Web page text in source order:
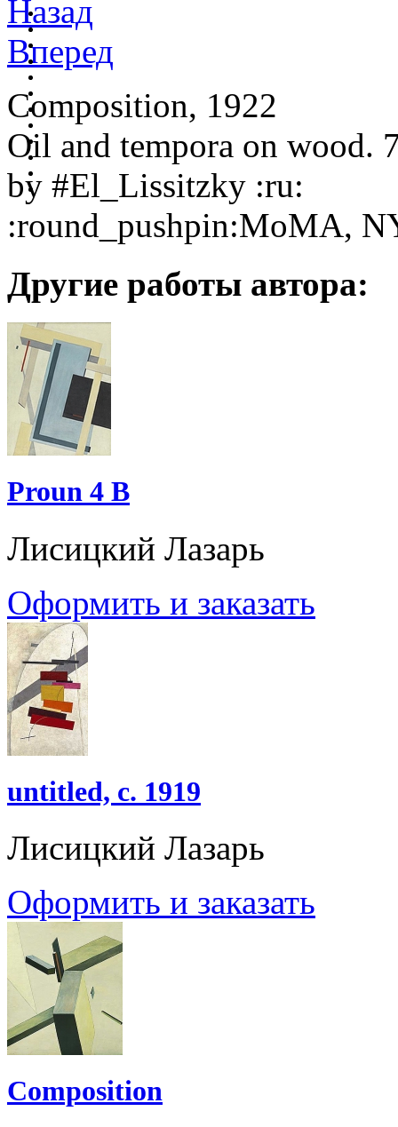
Назад
Вперед
Composition, 1922
Oil and tempora on wood.
by #El_Lissitzky :ru:
:round_pushpin:MoMA,
Другие работы автора:
Proun 4 B
Лисицкий Лазарь
Оформить и заказать
untitled, c. 1919
Лисицкий Лазарь
Оформить и заказать
Composition